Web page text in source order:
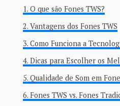
O que são Fones TWS?
Vantagens dos Fones TWS
Como Funciona a
Dicas para Escolher os
Qualidade de Som em
Fones TWS vs. Fones